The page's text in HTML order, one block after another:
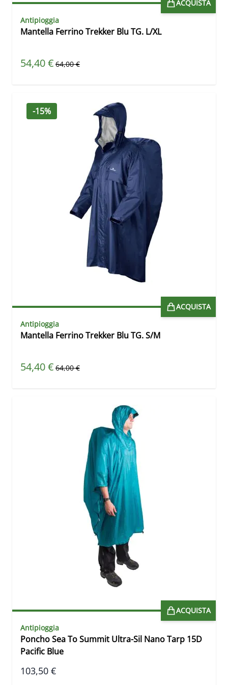
ACQUISTA
Antipioggia
Mantella Ferrino Trekker Blu TG. L/XL
Prezzo speciale
54,40 € Prezzo predefinito
64,00 €
-15%
ACQUISTA
Antipioggia
Mantella Ferrino Trekker Blu TG. S/M
Prezzo speciale
54,40 € Prezzo predefinito
64,00 €
ACQUISTA
Antipioggia
Poncho Sea To Summit Ultra-Sil Nano Tarp 15D
Pacific Blue
103,50 €